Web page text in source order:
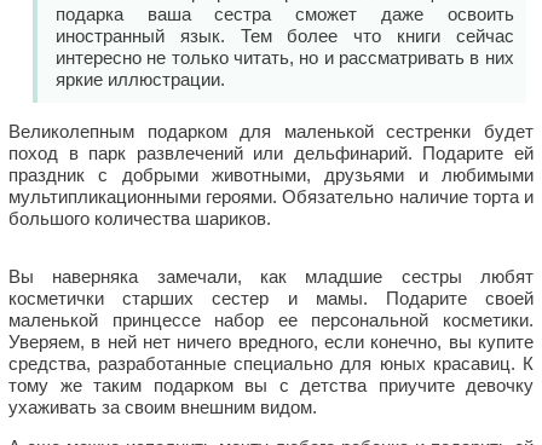
подарка ваша сестра сможет даже освоить
иностранный язык. Тем более что книги сейчас
интересно не только читать, но и рассматривать в них
яркие иллюстрации.
Великолепным подарком для маленькой сестренки будет
поход в парк развлечений или дельфинарий. Подарите ей
праздник с добрыми животными, друзьями и любимыми
мультипликационными героями. Обязательно наличие торта и
большого количества шариков.
Вы наверняка замечали, как младшие сестры любят
косметички старших сестер и мамы. Подарите своей
маленькой принцессе набор ее персональной косметики.
Уверяем, в ней нет ничего вредного, если конечно, вы купите
средства, разработанные специально для юных красавиц. К
тому же таким подарком вы с детства приучите девочку
ухаживать за своим внешним видом.